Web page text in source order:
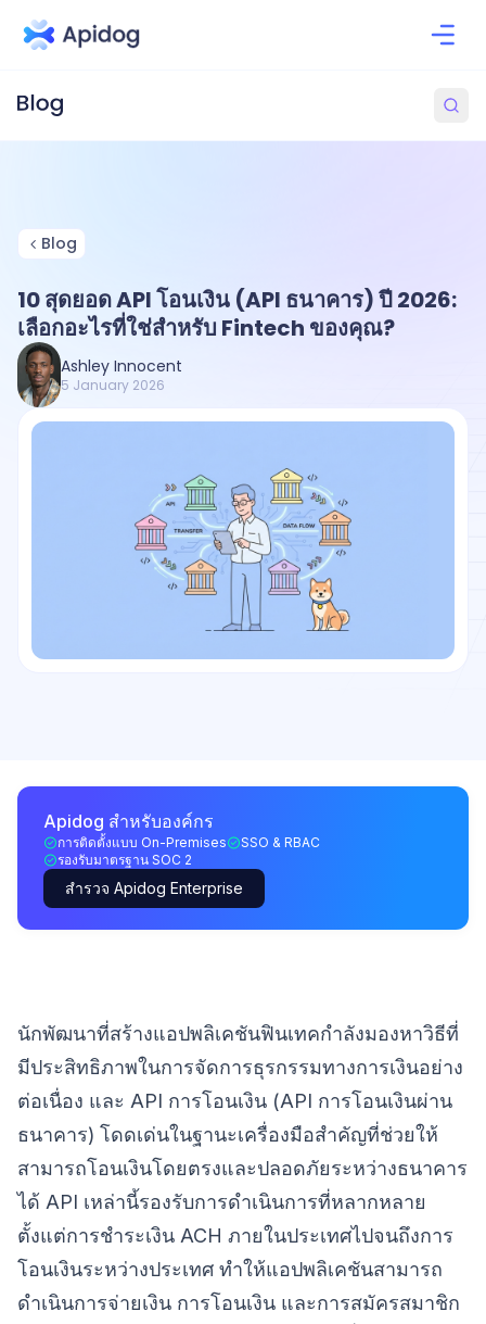
Blog
10 สุดยอด API โอนเงิน (API ธนาคาร) ปี 2026:
เลือกอะไรที่ใช่สำหรับ Fintech ของคุณ?
Ashley Innocent
5 January 2026
Apidog สำหรับองค์กร
การติดตั้งแบบ On-Premises
SSO & RBAC
รองรับมาตรฐาน SOC 2
สำรวจ Apidog Enterprise
นักพัฒนาที่สร้างแอปพลิเคชันฟินเทคกำลังมองหาวิธีที่
มีประสิทธิภาพในการจัดการธุรกรรมทางการเงินอย่าง
ต่อเนื่อง และ API การโอนเงิน (API การโอนเงินผ่าน
ธนาคาร) โดดเด่นในฐานะเครื่องมือสำคัญที่ช่วยให้
สามารถโอนเงินโดยตรงและปลอดภัยระหว่างธนาคาร
ได้ API เหล่านี้รองรับการดำเนินการที่หลากหลาย
ตั้งแต่การชำระเงิน ACH ภายในประเทศไปจนถึงการ
โอนเงินระหว่างประเทศ ทำให้แอปพลิเคชันสามารถ
ดำเนินการจ่ายเงิน การโอนเงิน และการสมัครสมาชิก